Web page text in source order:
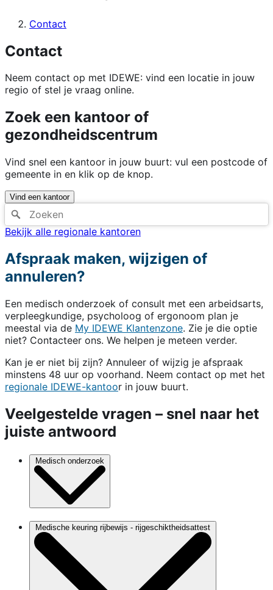
Contact
Contact
Neem contact op met IDEWE: vind een locatie in jouw
regio of stel je vraag online.
Zoek een kantoor of
gezondheidscentrum
Vind snel een kantoor in jouw buurt: vul een postcode of
gemeente in en klik op de knop.
Vind een kantoor
Bekijk alle regionale kantoren
Afspraak maken, wijzigen of
annuleren?
Een medisch onderzoek of consult met een arbeidsarts,
verpleegkundige, psycholoog of ergonoom plan je
meestal via de My IDEWE Klantenzone. Zie je die optie
niet? Contacteer ons. We helpen je meteen verder.
Kan je er niet bij zijn? Annuleer of wijzig je afspraak
minstens 48 uur op voorhand. Neem contact op met het
regionale IDEWE-kantoor in jouw buurt.
Veelgestelde vragen – snel naar het
juiste antwoord
Medisch onderzoek
Medische keuring rijbewijs - rijgeschiktheidsattest